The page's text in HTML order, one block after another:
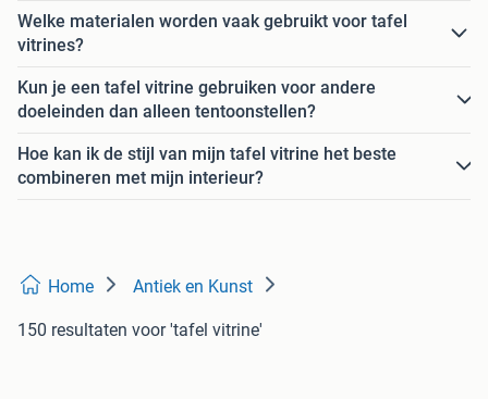
Welke materialen worden vaak gebruikt voor tafel
vitrines?
Kun je een tafel vitrine gebruiken voor andere
doeleinden dan alleen tentoonstellen?
Hoe kan ik de stijl van mijn tafel vitrine het beste
combineren met mijn interieur?
Home Antiek en Kunst
150 resultaten voor 'tafel vitrine'